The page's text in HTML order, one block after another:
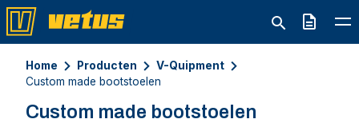
Offerte
Home Producten
V-Quipment
Custom made bootstoelen
Custom made bootstoelen